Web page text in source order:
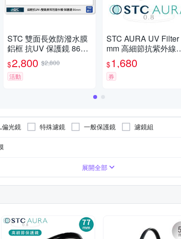
STC 雙面長效防潑水膜
鋁框 抗UV 保護鏡 86m
m (86，公司貨)
$2,800 $2,800
活動
STC AURA UV Filter
mm 高細節抗紫外線
護鏡 (公司貨)
$1,680
券
偏光鏡 特殊濾鏡 一般保護鏡 濾鏡組
展開全部